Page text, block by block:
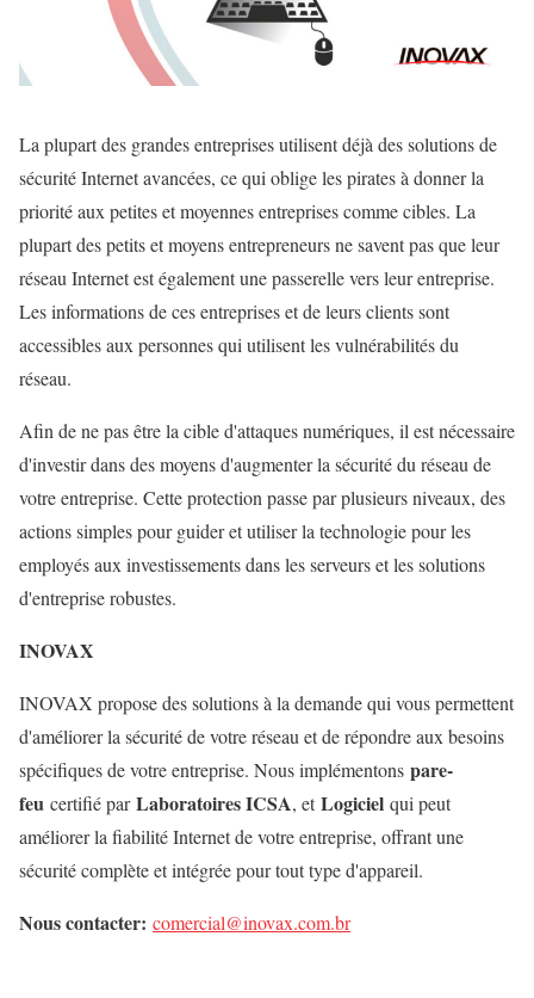
La plupart des grandes entreprises utilisent déjà des solutions de
sécurité Internet avancées, ce qui oblige les pirates à donner la
priorité aux petites et moyennes entreprises comme cibles. La
plupart des petits et moyens entrepreneurs ne savent pas que leur
réseau Internet est également une passerelle vers leur entreprise.
Les informations de ces entreprises et de leurs clients sont
accessibles aux personnes qui utilisent les vulnérabilités du
réseau.
Afin de ne pas être la cible d'attaques numériques, il est nécessaire
d'investir dans des moyens d'augmenter la sécurité du réseau de
votre entreprise. Cette protection passe par plusieurs niveaux, des
actions simples pour guider et utiliser la technologie pour les
employés aux investissements dans les serveurs et les solutions
d'entreprise robustes.
INOVAX
INOVAX propose des solutions à la demande qui vous permettent
d'améliorer la sécurité de votre réseau et de répondre aux besoins
spécifiques de votre entreprise. Nous implémentons pare-
feu certifié parLaboratoires ICSA, etLogiciel qui peut
améliorer la fiabilité Internet de votre entreprise, offrant une
sécurité complète et intégrée pour tout type d'appareil.
Nous contacter: comercial@inovax.com.br